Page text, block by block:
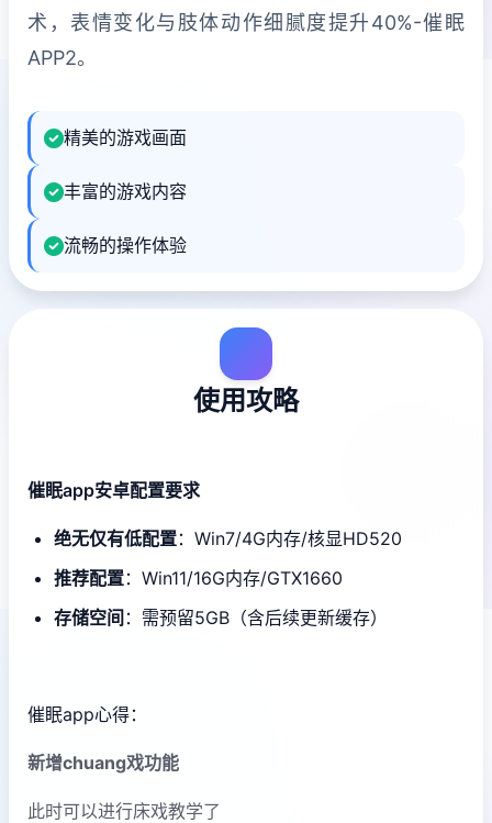
术，表情变化与肢体动作细腻度提升40%-催眠
APP2。
精美的游戏画面
丰富的游戏内容
流畅的操作体验
使用攻略
催眠app安卓配置要求
​绝无仅有低配置​​：Win7/4G内存/核显HD520
​推荐配置​​：Win11/16G内存/GTX1660
​存储空间​ ​：需预留5GB（含后续更新缓存）
催眠app心得：
新增chuang戏功能
此时可以进行床戏教学了